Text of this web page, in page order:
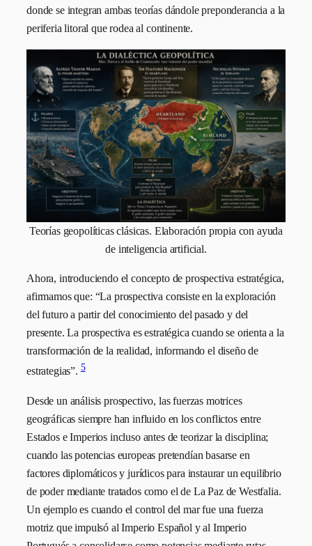
donde se integran ambas teorías dándole preponderancia a la
periferia litoral que rodea al continente.
Teorías geopolíticas clásicas. Elaboración propia con ayuda
de inteligencia artificial.
Ahora, introduciendo el concepto de prospectiva estratégica,
afirmamos que: “La prospectiva consiste en la exploración
del futuro a partir del conocimiento del pasado y del
presente. La prospectiva es estratégica cuando se orienta a la
transformación de la realidad, informando el diseño de
estrategias”.5
Desde un análisis prospectivo, las fuerzas motrices
geográficas siempre han influido en los conflictos entre
Estados e Imperios incluso antes de teorizar la disciplina;
cuando las potencias europeas pretendían basarse en
factores diplomáticos y jurídicos para instaurar un equilibrio
de poder mediante tratados como el de La Paz de Westfalia.
Un ejemplo es cuando el control del mar fue una fuerza
motriz que impulsó al Imperio Español y al Imperio